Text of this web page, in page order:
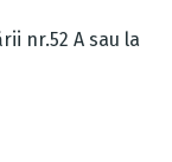
nr.52 A sau la